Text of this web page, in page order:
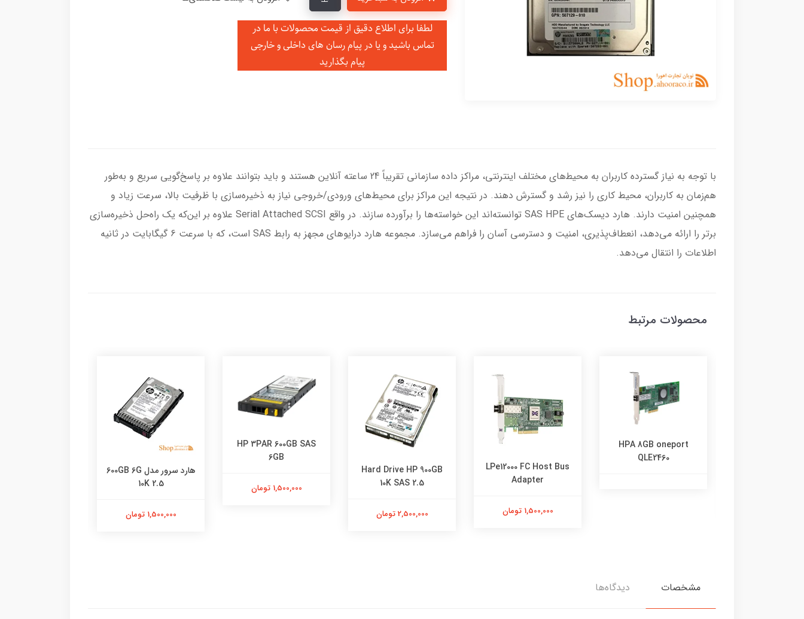
لطفا برای اطلاع دقیق از قیمت محصولات با ما در
تماس باشید و یا در پیام رسان های داخلی و خارجی
پیام بگذارید
با توجه به نیاز گسترده کاربران به محیط‍‌های مختلف اینترنتی، مراکز داده سازمانی تقریباً 24 ساعته آنلاین هستند و باید بتوانند علاوه بر پاسخ‌گویی سریع و به‌طور
هم‌زمان به کاربران، محیط کاری را نیز رشد و گسترش دهند. در نتیجه این مراکز برای محیط‌های ورودی/خروجی نیاز به ذخیره‌سازی با ظرفیت بالا، سرعت زیاد و
همچنین امنیت دارند. هارد دیسک‌های SAS HPE توانسته‌اند این خواسته‌ها را برآورده سازند. در واقع Serial Attached SCSI علاوه بر این‌که یک راه‌حل ذخیره‌سازی
برتر را ارائه می‌دهد، انعطاف‌پذیری، امنیت و دسترسی آسان‌ را فراهم می‌سازد. مجموعه‌ هارد درایوهای مجهز به رابط SAS است، که با سرعت 6 گیگابایت در ثانیه
اطلاعات را انتقال می‌دهد.
محصولات مرتبط
HPA 8GB oneport
QLE2460
LPe12000 FC Host Bus
Adapter
1,500,000 تومان
Hard Drive HP 900GB
10K SAS 2.5
2,500,000 تومان
HP 3PAR 600GB SAS
6GB
1,500,000 تومان
هارد سرور مدل 600GB 6G
10K 2.5
1,500,000 تومان
مشخصات دیدگاه‌ها